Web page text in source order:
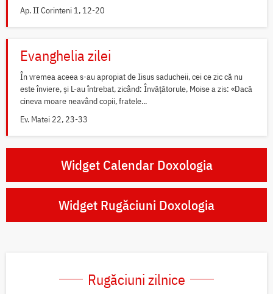
Ap. II Corinteni 1, 12-20
Evanghelia zilei
În vremea aceea s-au apropiat de Iisus saducheii, cei ce zic că nu
este înviere, și L-au întrebat, zicând: Învățătorule, Moise a zis: «Dacă
cineva moare neavând copii, fratele...
Ev. Matei 22, 23-33
Widget Calendar Doxologia
Widget Rugăciuni Doxologia
Rugăciuni zilnice